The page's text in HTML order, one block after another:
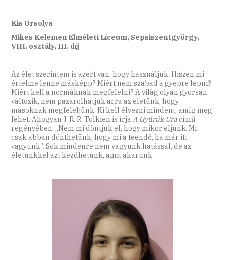
Kis Orsolya
Mikes Kelemen Elméleti Líceum, Sepsiszentgyörgy,
VIII. osztály, III. díj
Az élet szerintem is azért van, hogy használjuk. Hiszen mi
értelme lenne másképp? Miért nem szabad a gyepre lépni?
Miért kell a normáknak megfelelni? A világ olyan gyorsan
változik, nem pazarolhatjuk arra az életünk, hogy
másoknak megfeleljünk. Ki kell élvezni mindent, amíg még
lehet. Ahogyan J. R. R. Tolkien is írjaA Gyűrűk Uracímű
regényében: „Nem mi döntjük el, hogy mikor éljünk. Mi
csak abban dönthetünk, hogy mi a teendő, ha már itt
vagyunk”. Sok mindenre nem vagyunk hatással, de az
életünkkel azt kezdhetünk, amit akarunk.